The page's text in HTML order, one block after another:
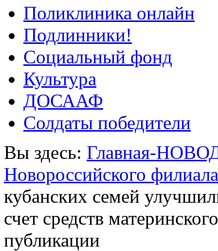
Поликлиника онлайн
Подлинники!
Социальный фонд
Культура
ДОСААФ
Солдаты победители
Вы здесь: Главная-
Новороссийского
кубанских семей
счет средств
публикации